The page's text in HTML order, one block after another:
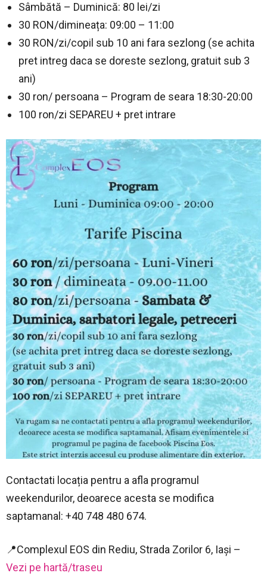
Sâmbătă – Duminică: 80 lei/zi
30 RON/dimineața: 09:00 – 11:00
30 RON/zi/copil sub 10 ani fara sezlong (se achita
pret intreg daca se doreste sezlong, gratuit sub 3
ani)
30 ron/ persoana – Program de seara 18:30-20:00
100 ron/zi SEPAREU + pret intrare
Contactati locația pentru a afla programul
weekendurilor, deoarece acesta se modifica
saptamanal: +40 748 480 674.
📍Complexul EOS din Rediu, Strada Zorilor 6, Iași –
Vezi pe hartă/traseu